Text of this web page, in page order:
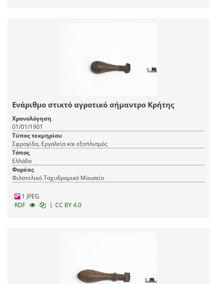
Ενάριθμο στικτό αγροτικό σήμαντρο Κρήτης
Χρονολόγηση
01/01/1901
Τύπος τεκμηρίου
Σφραγίδα, Εργαλεία και εξοπλισμός
Τόπος
Ελλάδα
Φορέας
Φιλοτελικό Ταχυδρομικό Μουσείο
1 JPEG
RDF
| CC BY 4.0